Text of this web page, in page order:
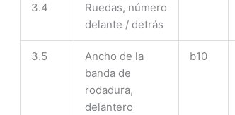
3.4
Ruedas, número
delante / detrás
3.5
Ancho de la
banda de
rodadura,
delantero
b10